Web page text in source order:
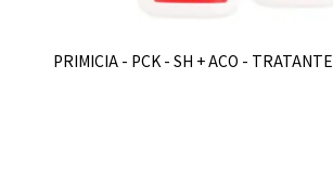
PRIMICIA - PCK - SH + ACO - TRATANTE